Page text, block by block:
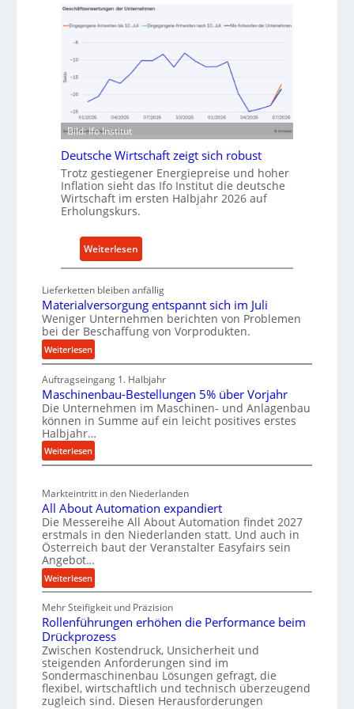
f
v
n
u
s
t
r
i
E
r
a
t
z
i
l
e
n
t
h
d
ü
r
n
a
c
a
l
i
g
e
r
k
z
e
a
u
p
r
e
s
s
Bild: Ifo Institut
Deutsche Wirtschaft zeigt sich robust
Trotz gestiegener Energiepreise und hoher
Inflation sieht das Ifo Institut die deutsche
Wirtschaft im ersten Halbjahr 2026 auf
Erholungskurs.
Weiterlesen:
D
u
t
s
h
e
W
s
h
a
f
t
i
g
t
s
i
c
h
Lieferketten bleiben anfällig
Materialversorgung entspannt sich im Juli
Weniger Unternehmen berichten von Problemen
bei der Beschaffung von Vorprodukten.
Weiterlesen:
M
a
t
e
r
i
a
l
e
r
s
o
g
u
n
g
e
n
t
s
p
Auftragseingang 1. Halbjahr
Maschinenbau-Bestellungen 5% über Vorjahr
Die Unternehmen im Maschinen- und Anlagenbau
können in Summe auf ein leicht positives erstes
Halbjahr…
Weiterlesen:
M
s
c
h
i
n
e
n
a
u
B
e
s
t
Markteintritt in den Niederlanden
All About Automation expandiert
Die Messereihe All About Automation findet 2027
erstmals in den Niederlanden statt. Und auch in
Österreich baut der Veranstalter Easyfairs sein
Angebot…
Weiterlesen:
A
l
l
A
b
o
u
t
Mehr Steifigkeit und Präzision
Rollenführungen erhöhen die Performance beim
Drückprozess
Zwischen Kostendruck, Unsicherheit und
steigenden Anforderungen sind im
Sondermaschinenbau Lösungen gefragt, die
flexibel, wirtschaftlich und technisch überzeugend
zugleich sind. Diesen Herausforderungen